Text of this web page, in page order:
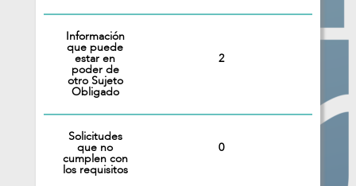
Información
que puede
estar en
poder de
otro Sujeto
Obligado
2
Solicitudes
que no
cumplen con
los requisitos
0